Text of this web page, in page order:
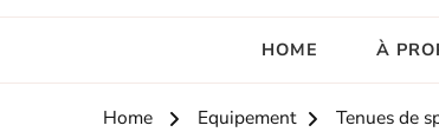
HOME À
Home Equipement Tenues de